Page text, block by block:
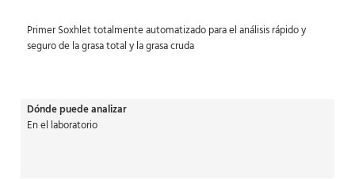
Primer Soxhlet totalmente automatizado para el análisis rápido y
seguro de la grasa total y la grasa cruda
Dónde puede analizar
En el laboratorio